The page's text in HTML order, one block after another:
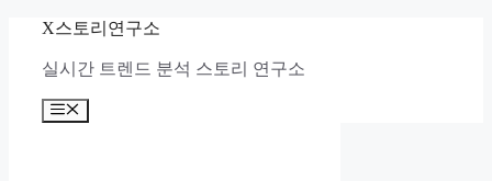
X스토리연구소
실시간 트렌드 분석 스토리 연구소
메